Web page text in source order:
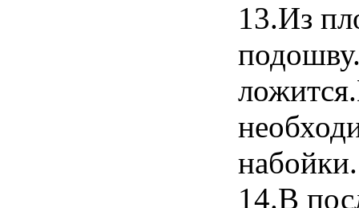
13.Из
набойки.
14.В